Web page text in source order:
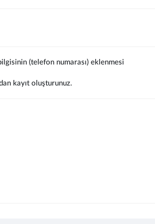
(telefon numarası) eklenmesi
kayıt oluşturunuz.